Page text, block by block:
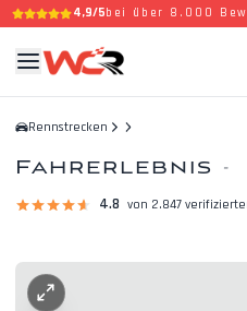
4,9/5bei über 8.000
Rennstrecken
Fahrerlebnis -
4.8 von 2.847